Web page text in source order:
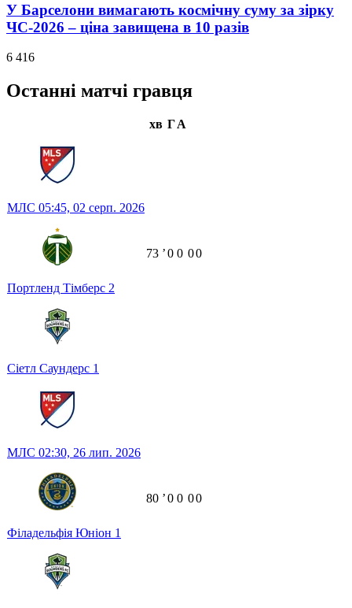
У Барселони вимагають космічну суму за зірку
ЧС-2026 – ціна завищена в 10 разів
6 416
Останні матчі гравця
хв ГА
МЛС 05:45, 02 серп. 2026
Портленд Тімберс 2
Сіетл Саундерс 1
73 ʼ0 0 00
МЛС 02:30, 26 лип. 2026
Філадельфія Юніон 1
80 ʼ0 0 00